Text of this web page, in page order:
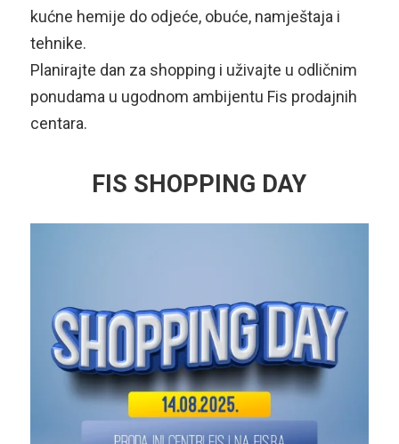
kućne hemije do odjeće, obuće, namještaja i
tehnike.
Planirajte dan za shopping i uživajte u odličnim
ponudama u ugodnom ambijentu Fis prodajnih
centara.
FIS SHOPPING DAY